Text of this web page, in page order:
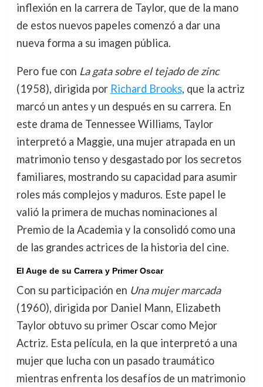
inflexión en la carrera de Taylor, que de la mano
de estos nuevos papeles comenzó a dar una
nueva forma a su imagen pública.
Pero fue con La gata sobre el tejado de zinc
(1958), dirigida por Richard Brooks, que la actriz
marcó un antes y un después en su carrera. En
este drama de Tennessee Williams, Taylor
interpretó a Maggie, una mujer atrapada en un
matrimonio tenso y desgastado por los secretos
familiares, mostrando su capacidad para asumir
roles más complejos y maduros. Este papel le
valió la primera de muchas nominaciones al
Premio de la Academia y la consolidó como una
de las grandes actrices de la historia del cine.
El Auge de su Carrera y Primer Oscar
Con su participación en Una mujer marcada
(1960), dirigida por Daniel Mann, Elizabeth
Taylor obtuvo su primer Oscar como Mejor
Actriz. Esta película, en la que interpretó a una
mujer que lucha con un pasado traumático
mientras enfrenta los desafíos de un matrimonio